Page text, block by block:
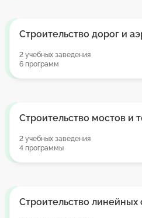
Строительство дорог и
2 учебных заведения
6 программ
Строительство мостов и
2 учебных заведения
4 программы
Строительство линейных